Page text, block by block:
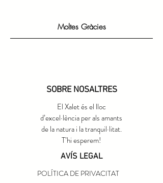
Moltes Gràcies
SOBRE NOSALTRES
El Xalet és el lloc
d’excel·lència per als amants
de la natura i la tranquil·litat.
T’hi esperem!
AVÍS LEGAL
POLÍTICA DE PRIVACITAT